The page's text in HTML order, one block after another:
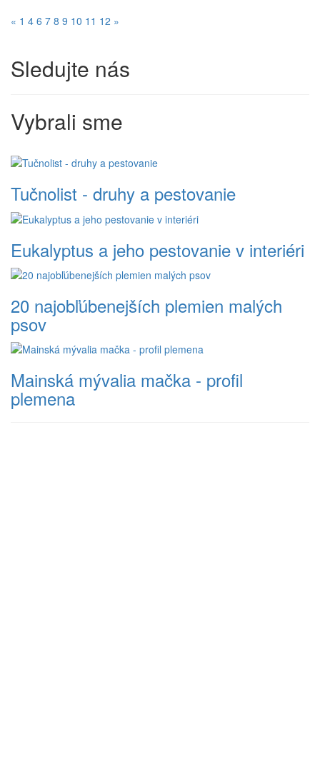
« 1 4 6 7 8 9 10 11 12 »
Sledujte nás
Vybrali sme
Tučnolist - druhy a pestovanie
Eukalyptus a jeho pestovanie v interiéri
20 najobľúbenejších plemien malých
psov
Mainská mývalia mačka - profil
plemena